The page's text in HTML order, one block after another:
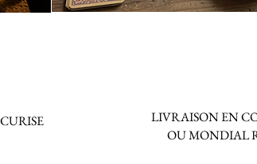
LIVRAISON EN
OU MONDIAL